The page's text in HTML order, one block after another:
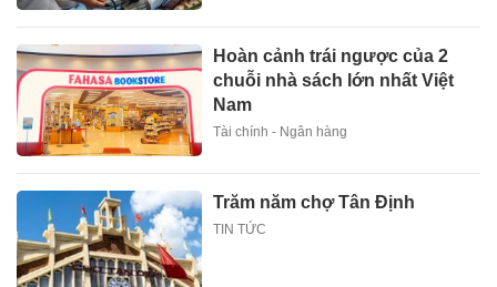
Hoàn cảnh trái ngược của 2
chuỗi nhà sách lớn nhất Việt
Nam
Tài chính - Ngân hàng
Trăm năm chợ Tân Định
TIN TỨC